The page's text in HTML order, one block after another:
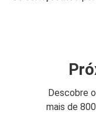
Descobre
mais de